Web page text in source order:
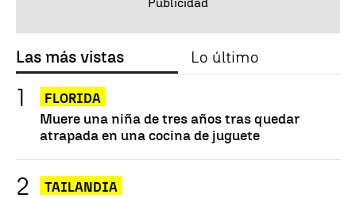
Las más vistas Lo último
FLORIDA
Muere una niña de tres años tras quedar
atrapada en una cocina de juguete
TAILANDIA